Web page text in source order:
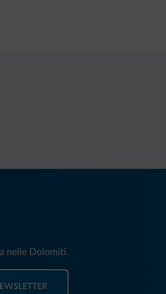
nelle Dolomiti.